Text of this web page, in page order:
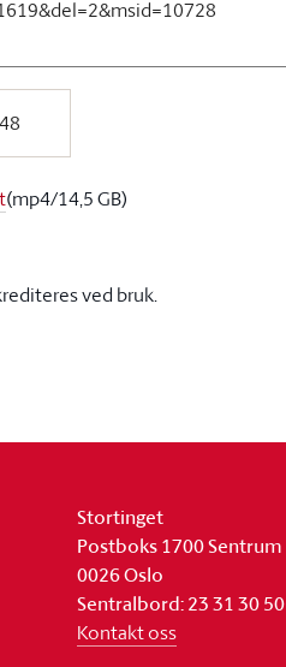
(mp4/14,5 GB)
ved bruk.
Stortinget
Postboks 1700 Sentrum
0026 Oslo
Sentralbord: 23 31 30 50
Kontakt oss